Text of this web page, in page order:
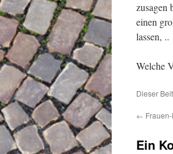
zusagen
einen
lassen, ..
Welche
Dieser
←
Ein